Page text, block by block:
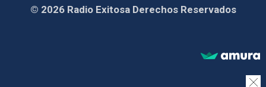
© 2026 Radio Exitosa Derechos Reservados